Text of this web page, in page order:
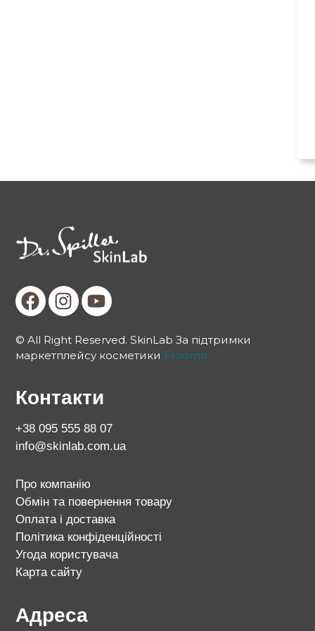
© All Right Reserved. SkinLab За підтримки
маркетплейсу косметики Froomo
Контакти
+38 095 555 88 07
info@skinlab.com.ua
Про компанію
Обмін та повернення товару
Оплата і доставка
Політика конфіденційності
Угода користувача
Карта сайту
Адреса